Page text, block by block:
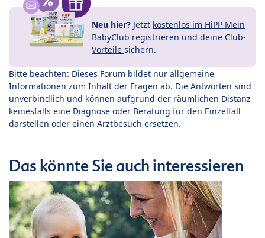
Neu hier? Jetzt kostenlos im HiPP Mein
BabyClub registrieren und deine Club-
Vorteile sichern.
Bitte beachten: Dieses Forum bildet nur allgemeine
Informationen zum Inhalt der Fragen ab. Die Antworten sind
unverbindlich und können aufgrund der räumlichen Distanz
keinesfalls eine Diagnose oder Beratung für den Einzelfall
darstellen oder einen Arztbesuch ersetzen.
Das könnte Sie auch interessieren